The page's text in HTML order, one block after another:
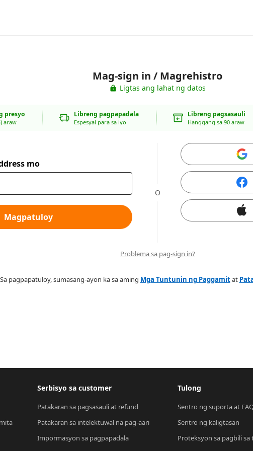
Mag-sign in / Magrehistro
Ligtas ang lahat ng datos
presyo
araw
Libreng pagpapadala
Espesyal para sa iyo
Libreng pagsasauli
Hanggang sa 90 araw
mo
Magpatuloy
O
Problema sa pag-sign in?
Sa pagpapatuloy, sumasang-ayon ka sa aming Mga Tuntunin ng Paggamitat
Serbisyo sa customer
Patakaran sa pagsasauli at refund
Patakaran sa intelektuwal na pag-aari
Impormasyon sa pagpapadala
Tulong
Sentro ng suporta at
Sentro ng kaligtasan
Proteksyon sa pagbili sa